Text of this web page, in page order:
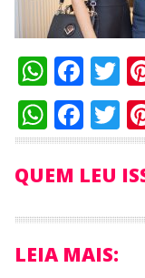
QUEM LEU
LEIA MAIS: